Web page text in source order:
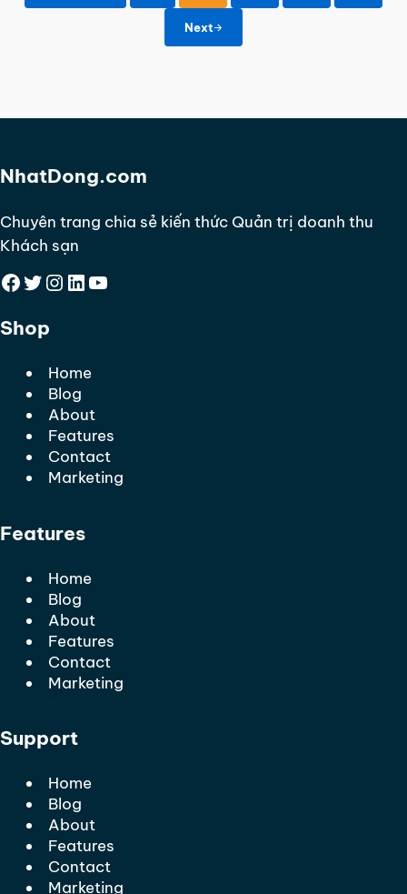
Next
NhatDong.com
Chuyên trang chia sẻ kiến thức Quản trị doanh thu
Khách sạn
Facebook
Twitter
Instagram
LinkedIn
YouTube
Shop
Home
Blog
About
Features
Contact
Marketing
Features
Home
Blog
About
Features
Contact
Marketing
Support
Home
Blog
About
Features
Contact
Marketing